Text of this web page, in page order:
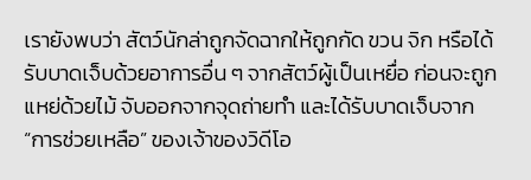
เรายังพบว่า สัตว์นักล่าถูกจัดฉากให้ถูกกัด ขวน จิก หรือได้
รับบาดเจ็บด้วยอาการอื่น ๆ จากสัตว์ผู้เป็นเหยื่อ ก่อนจะถูก
แหย่ด้วยไม้ จับออกจากจุดถ่ายทำ และได้รับบาดเจ็บจาก
“การช่วยเหลือ”​ ของเจ้าของวิดีโอ